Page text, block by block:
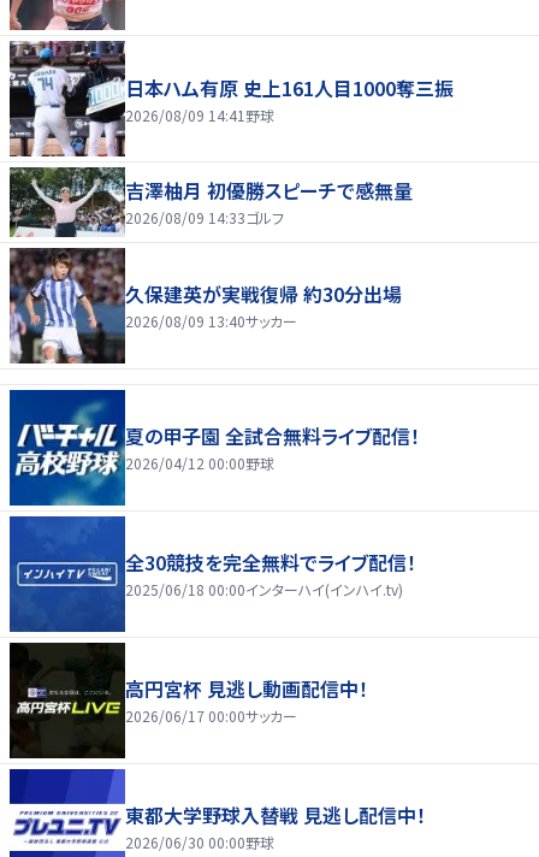
日本ハム有原 史上161人目1000奪三振
2026/08/09 14:41 野球
吉澤柚月 初優勝スピーチで感無量
2026/08/09 14:33ゴルフ
久保建英が実戦復帰 約30分出場
2026/08/09 13:40サッカー
夏の甲子園 全試合無料ライブ配信！
2026/04/12 00:00野球
全30競技を完全無料でライブ配信！
2025/06/18 00:00インターハイ(インハイ.tv)
高円宮杯 見逃し動画配信中！
2026/06/17 00:00サッカー
東都大学野球入替戦 見逃し配信中！
2026/06/30 00:00野球